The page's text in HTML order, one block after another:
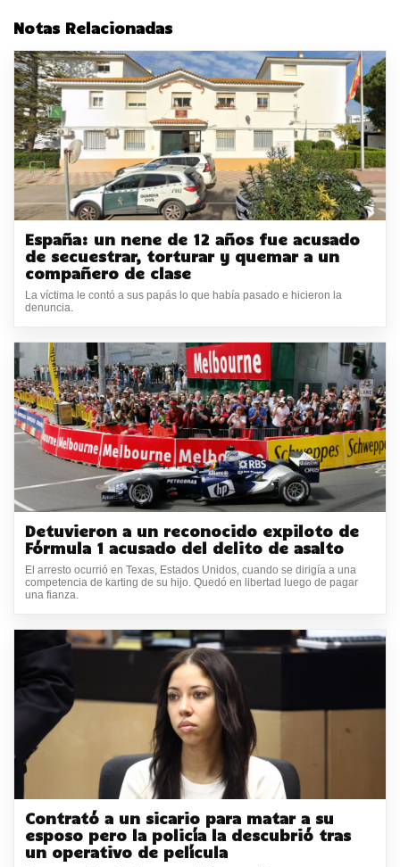
Notas Relacionadas
España: un nene de 12 años fue acusado
de secuestrar, torturar y quemar a un
compañero de clase
La víctima le contó a sus papás lo que había pasado e hicieron la
denuncia.
Detuvieron a un reconocido expiloto de
Fórmula 1 acusado del delito de asalto
El arresto ocurrió en Texas, Estados Unidos, cuando se dirigía a una
competencia de karting de su hijo. Quedó en libertad luego de pagar
una fianza.
Contrató a un sicario para matar a su
esposo pero la policía la descubrió tras
un operativo de película